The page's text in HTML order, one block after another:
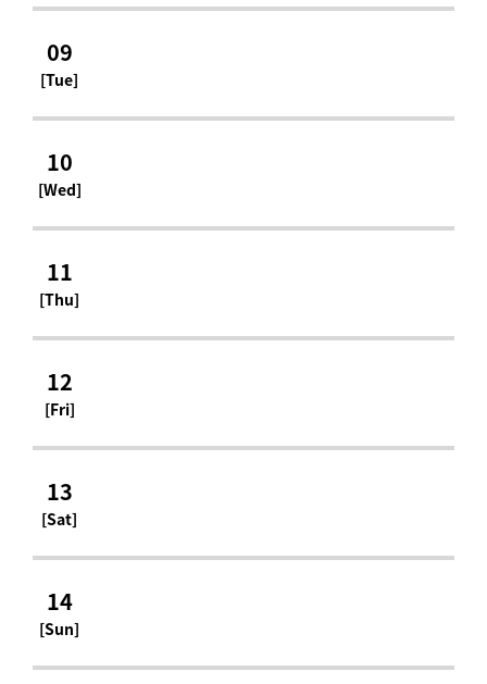
09
[Tue]
10
[Wed]
11
[Thu]
12
[Fri]
13
[Sat]
14
[Sun]